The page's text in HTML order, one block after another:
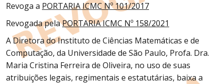
Revoga a PORTARIA ICMC Nº 101/2017
Revogada pelaPORTARIA ICMC Nº 158/2021
A Diretora do Instituto de Ciências Matemáticas e de
Computação, da Universidade de São Paulo, Profa. Dra.
Maria Cristina Ferreira de Oliveira, no uso de suas
atribuições legais, regimentais e estatutárias, baixa a